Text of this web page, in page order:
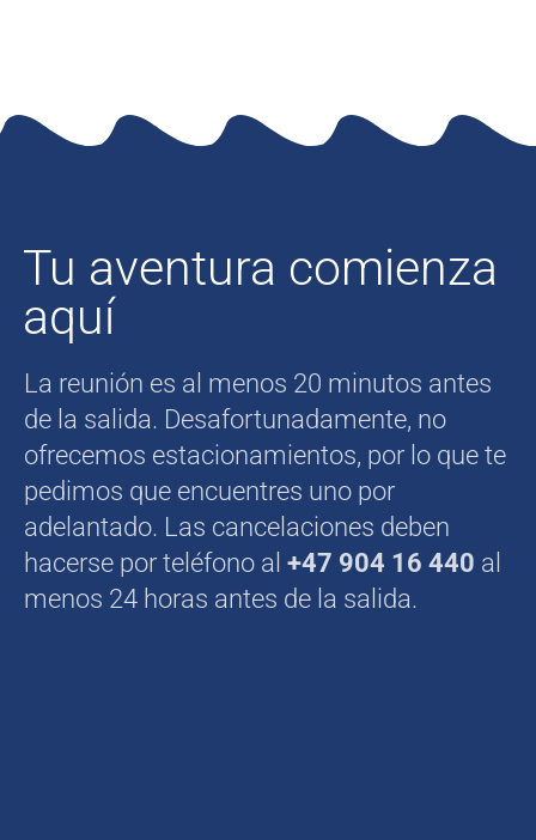
Tu aventura comienza
aquí
La reunión es al menos 20 minutos antes
de la salida. Desafortunadamente, no
ofrecemos estacionamientos, por lo que te
pedimos que encuentres uno por
adelantado. Las cancelaciones deben
hacerse por teléfono al +47 904 16 440 al
menos 24 horas antes de la salida.